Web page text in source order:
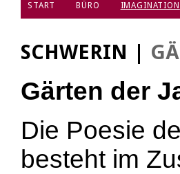
START BÜRO IMAGINATION
SCHWERIN
Gärten der
Die Poesie
besteht im